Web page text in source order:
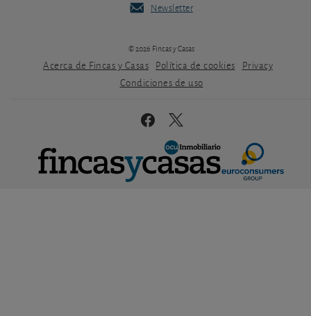
Newsletter
© 2026 Fincas y Casas
Acerca de Fincas y Casas Política de cookies
Privacy
Condiciones de uso